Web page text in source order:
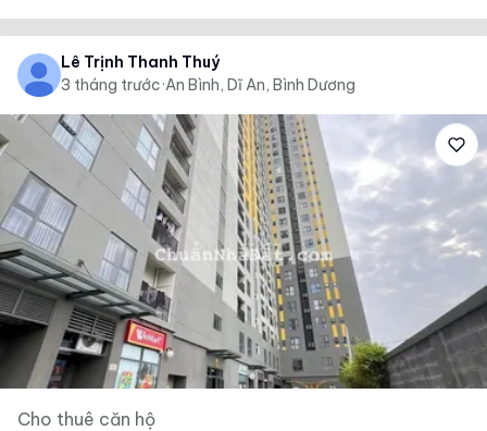
Lê Trịnh Thanh Thuý
3 tháng trước·An Bình, Dĩ An, Bình Dương
Cho thuê căn hộ